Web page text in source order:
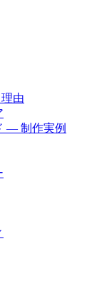
理由
— 制作実例